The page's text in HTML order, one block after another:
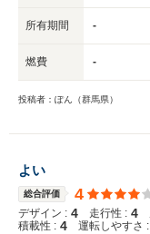
所有期間 -
燃費 -
投稿者：ぽん（群馬県）
よい
総合評価 4
デザイン : 4 走行性 : 4
積載性 : 4 運転しやすさ :